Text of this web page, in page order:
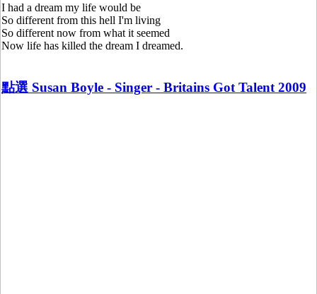
I had a dream my life would be
So different from this hell I'm living
So different now from what it seemed
Now life has killed the dream I dreamed.
點選 Susan Boyle - Singer - Britains Got Talent 2009